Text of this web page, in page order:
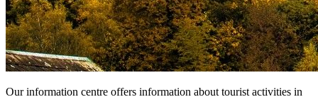
Our information centre offers information about tourist activities in